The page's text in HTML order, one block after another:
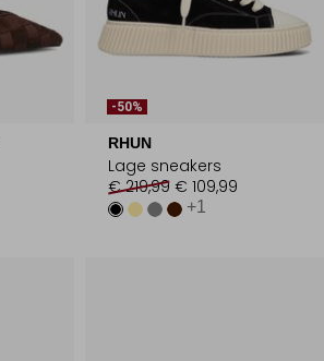
-50%
RHUN
Lage sneakers
€ 219,99 € 109,99
+1